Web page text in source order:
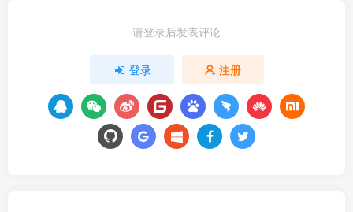
请登录后发表评论
登录 注册